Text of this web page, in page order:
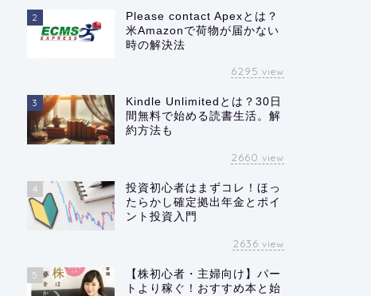
2
Please contact Apexとは？
米Amazonで荷物が届かない
時の解決法
6295 view
3
Kindle Unlimitedとは？30日
間無料で始める読書生活。解
約方法も
2660 view
4
投資初心者はまずコレ！ほっ
たらかし確定拠出年金とポイ
ント投資入門
2636 view
5
【株初心者・主婦向け】パー
トより稼ぐ！おすすめ本と始